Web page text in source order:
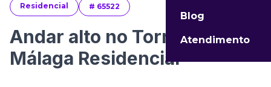
Blog
Atendimento
Residencial # 65522
Andar alto no Torres de
Málaga Residencial